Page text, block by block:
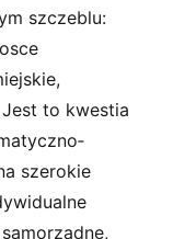
szczeblu:
to kwestia
szerokie